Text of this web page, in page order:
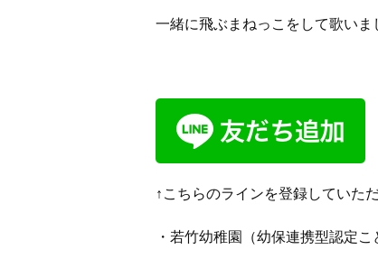
一緒に飛ぶまねっこをして歌いま
↑こちらのラインを登録していた
・若竹幼稚園（幼保連携型認定こ